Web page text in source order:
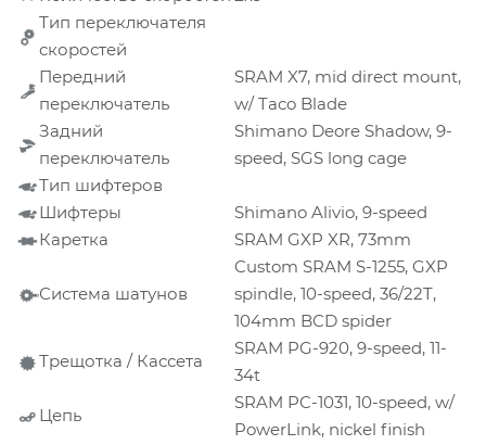
Тип переключателя
скоростей
Передний
переключатель
SRAM X7, mid direct mount,
w/ Taco Blade
Задний
переключатель
Shimano Deore Shadow, 9-
speed, SGS long cage
Тип шифтеров
Шифтеры
Shimano Alivio, 9-speed
Каретка
SRAM GXP XR, 73mm
Система шатунов
Custom SRAM S-1255, GXP
spindle, 10-speed, 36/22T,
104mm BCD spider
Трещотка / Кассета
SRAM PG-920, 9-speed, 11-
34t
Цепь
SRAM PC-1031, 10-speed, w/
PowerLink, nickel finish